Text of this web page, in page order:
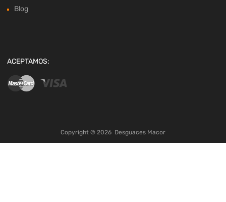
Blog
ACEPTAMOS:
Copyright © 2026 Desguaces Macor